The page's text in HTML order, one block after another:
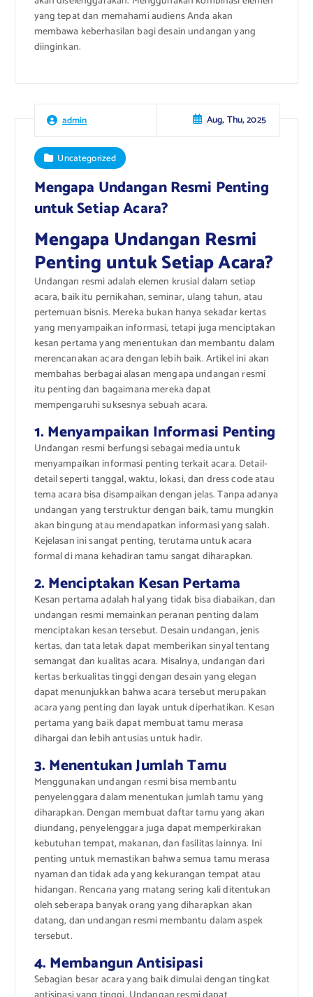
yang tepat dan memahami audiens Anda akan
membawa keberhasilan bagi desain undangan yang
diinginkan.
admin Aug, Thu, 2025
Uncategorized
Mengapa Undangan Resmi Penting
untuk Setiap Acara?
Mengapa Undangan Resmi
Penting untuk Setiap Acara?
Undangan resmi adalah elemen krusial dalam setiap
acara, baik itu pernikahan, seminar, ulang tahun, atau
pertemuan bisnis. Mereka bukan hanya sekadar kertas
yang menyampaikan informasi, tetapi juga menciptakan
kesan pertama yang menentukan dan membantu dalam
merencanakan acara dengan lebih baik. Artikel ini akan
membahas berbagai alasan mengapa undangan resmi
itu penting dan bagaimana mereka dapat
mempengaruhi suksesnya sebuah acara.
1. Menyampaikan Informasi Penting
Undangan resmi berfungsi sebagai media untuk
menyampaikan informasi penting terkait acara. Detail-
detail seperti tanggal, waktu, lokasi, dan dress code atau
tema acara bisa disampaikan dengan jelas. Tanpa adanya
undangan yang terstruktur dengan baik, tamu mungkin
akan bingung atau mendapatkan informasi yang salah.
Kejelasan ini sangat penting, terutama untuk acara
formal di mana kehadiran tamu sangat diharapkan.
2. Menciptakan Kesan Pertama
Kesan pertama adalah hal yang tidak bisa diabaikan, dan
undangan resmi memainkan peranan penting dalam
menciptakan kesan tersebut. Desain undangan, jenis
kertas, dan tata letak dapat memberikan sinyal tentang
semangat dan kualitas acara. Misalnya, undangan dari
kertas berkualitas tinggi dengan desain yang elegan
dapat menunjukkan bahwa acara tersebut merupakan
acara yang penting dan layak untuk diperhatikan. Kesan
pertama yang baik dapat membuat tamu merasa
dihargai dan lebih antusias untuk hadir.
3. Menentukan Jumlah Tamu
Menggunakan undangan resmi bisa membantu
penyelenggara dalam menentukan jumlah tamu yang
diharapkan. Dengan membuat daftar tamu yang akan
diundang, penyelenggara juga dapat memperkirakan
kebutuhan tempat, makanan, dan fasilitas lainnya. Ini
penting untuk memastikan bahwa semua tamu merasa
nyaman dan tidak ada yang kekurangan tempat atau
hidangan. Rencana yang matang sering kali ditentukan
oleh seberapa banyak orang yang diharapkan akan
datang, dan undangan resmi membantu dalam aspek
tersebut.
4. Membangun Antisipasi
Sebagian besar acara yang baik dimulai dengan tingkat